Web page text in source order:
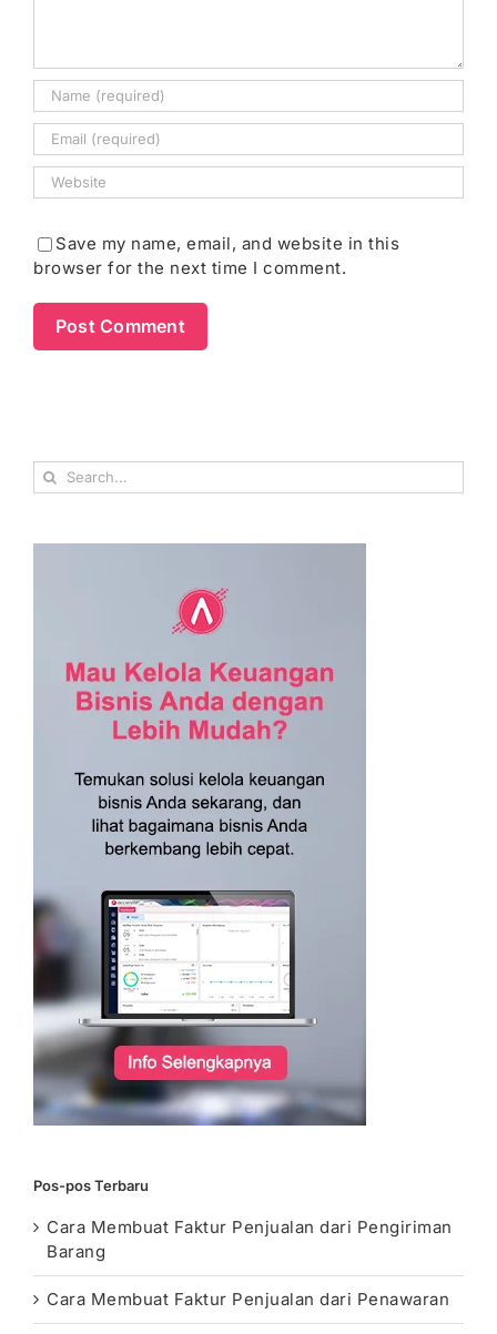
Save my name, email, and website in this
browser for the next time I comment.
Search
for:
Pos-pos Terbaru
Cara Membuat Faktur Penjualan dari Pengiriman
Barang
Cara Membuat Faktur Penjualan dari Penawaran